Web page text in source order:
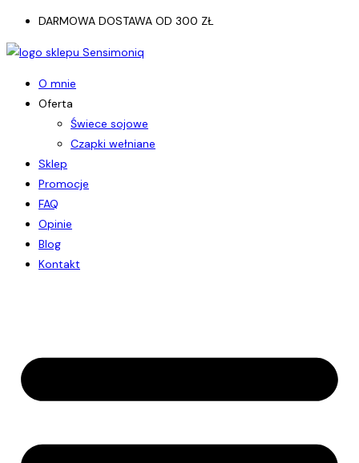
Koniec
treści
DARMOWA DOSTAWA OD 300 ZŁ
O mnie
Oferta
Świece sojowe
Czapki wełniane
Sklep
Promocje
FAQ
Opinie
Blog
Kontakt